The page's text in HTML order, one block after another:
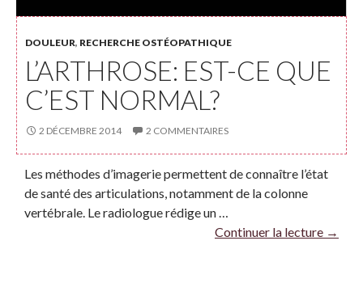
DOULEUR, RECHERCHE OSTÉOPATHIQUE
L’ARTHROSE: EST-CE QUE
C’EST NORMAL?
2 DÉCEMBRE 2014 2 COMMENTAIRES
Les méthodes d’imagerie permettent de connaître l’état
de santé des articulations, notamment de la colonne
vertébrale. Le radiologue rédige un …
Continuer la lecture →